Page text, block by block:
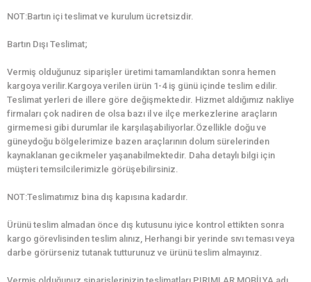
NOT:Bartın içi teslimat ve kurulum ücretsizdir.
Bartın Dışı Teslimat;
Vermiş olduğunuz siparişler üretimi tamamlandıktan sonra hemen
kargoya verilir.Kargoya verilen ürün 1-4 iş günü içinde teslim edilir.
Teslimat yerleri de illere göre değişmektedir. Hizmet aldığımız nakliye
firmaları çok nadiren de olsa bazı il ve ilçe merkezlerine araçların
girmemesi gibi durumlar ile karşılaşabiliyorlar.Özellikle doğu ve
güneydoğu bölgelerimize bazen araçlarının dolum sürelerinden
kaynaklanan gecikmeler yaşanabilmektedir. Daha detaylı bilgi için
müşteri temsilcilerimizle görüşebilirsiniz.
NOT:Teslimatımız bina dış kapısına kadardır.
Ürünü teslim almadan önce dış kutusunu iyice kontrol ettikten sonra
kargo görevlisinden teslim alınız, Herhangi bir yerinde sıvı teması veya
darbe görürseniz tutanak tutturunuz ve ürünü teslim almayınız.